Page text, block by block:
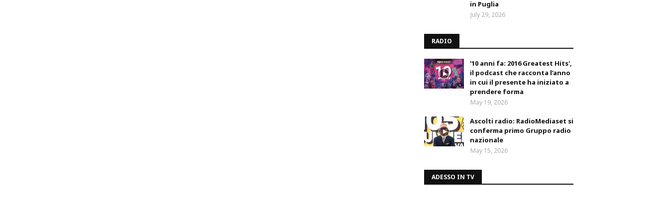
in Puglia
July 29, 2026
RADIO
'10 anni fa: 2016 Greatest Hits',
il podcast che racconta l’anno
in cui il presente ha iniziato a
prendere forma
May 19, 2026
Ascolti radio: RadioMediaset si
conferma primo Gruppo radio
nazionale
May 15, 2026
ADESSO IN TV